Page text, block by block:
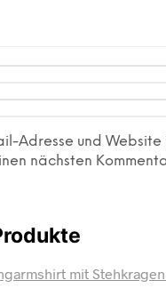
Adresse und Website
nächsten